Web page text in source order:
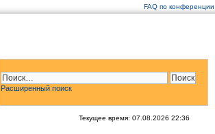
FAQ по конференции
Расширенный поиск
Текущее время: 07.08.2026 22:36